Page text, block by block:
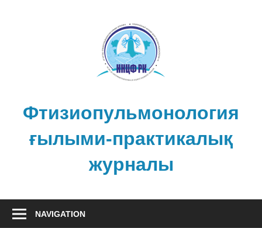
Фтизиопульмонология
ғылыми-практикалық
журналы
NAVIGATION